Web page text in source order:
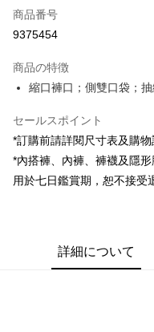
コンビニ店頭代金引換
Apple Pay
Google Pay
2. 支払い方法で「OP Pay
的に OP Pay Later の取引プ
一、 AFTEE代金後払いについて
1.お支払い方法でAFTEE代金
ATM払い
商品番号
9375454
商品の特徴
縮口褲口；側雙口袋；
セールスポイント
*訂購前請詳閱尺寸表及購
*內搭褲、內褲、褲襪及隱
用於七日鑑賞期，恕不接受
詳細について